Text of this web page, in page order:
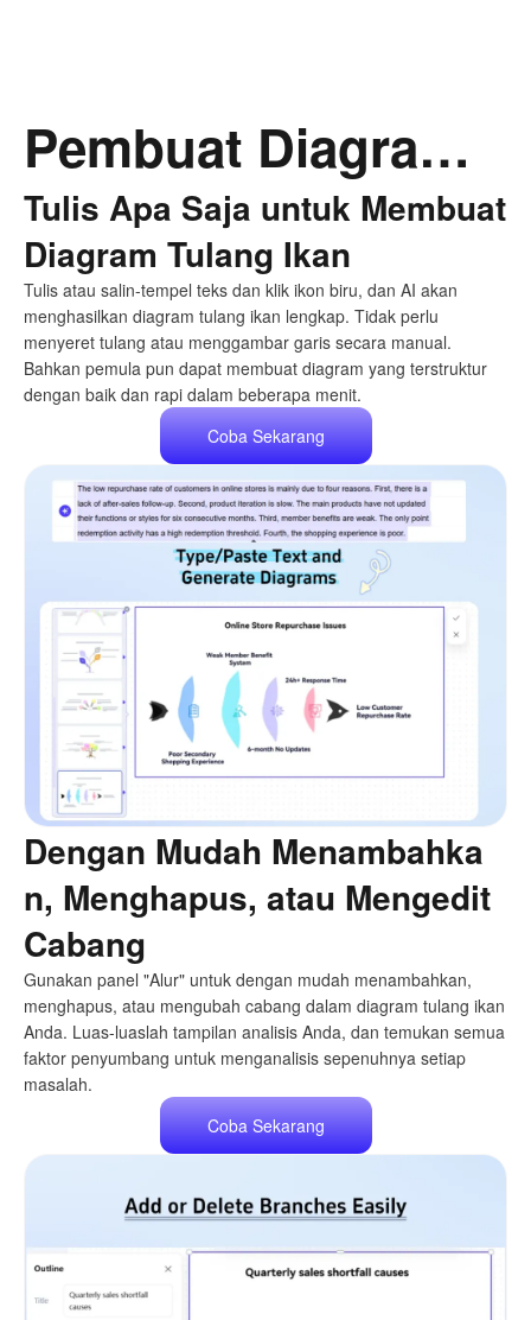
Pembuat Diagram Tulang Ikan Berbasis AI, Cepat & Jelas
Tulis Apa Saja untuk Membuat
Diagram Tulang Ikan
Tulis atau salin-tempel teks dan klik ikon biru, dan AI akan
menghasilkan diagram tulang ikan lengkap. Tidak perlu
menyeret tulang atau menggambar garis secara manual.
Bahkan pemula pun dapat membuat diagram yang terstruktur
dengan baik dan rapi dalam beberapa menit.
Coba Sekarang
Dengan Mudah Menambahka
n, Menghapus, atau Mengedit
Cabang
Gunakan panel "Alur" untuk dengan mudah menambahkan,
menghapus, atau mengubah cabang dalam diagram tulang ikan
Anda. Luas-luaslah tampilan analisis Anda, dan temukan semua
faktor penyumbang untuk menganalisis sepenuhnya setiap
masalah.
Coba Sekarang